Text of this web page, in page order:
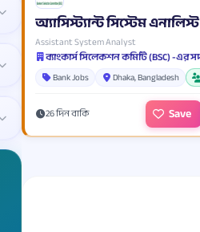
অ্যাসিস্ট্যান্ট সিস্টেম এনালিস্ট
Assistant System Analyst
Bank Jobs Dhaka, Bangladesh
26 দিন বাকি Save